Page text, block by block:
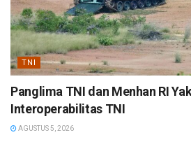
TNI
Panglima TNI dan Menhan RI
Interoperabilitas TNI
AGUSTUS 5, 2026